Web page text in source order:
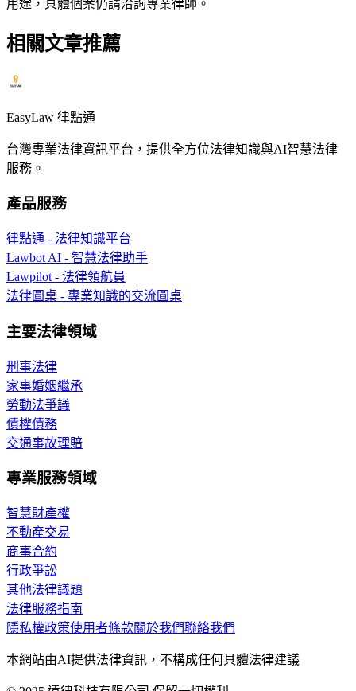
用途，具體個案仍請洽詢專業律師。
相關文章推薦
EasyLaw 律點通
台灣專業法律資訊平台，提供全方位法律知識與AI智慧法律
服務。
產品服務
律點通 - 法律知識平台
Lawbot AI - 智慧法律助手
Lawpilot - 法律領航員
法律圓桌 - 專業知識的交流圓桌
主要法律領域
刑事法律
家事婚姻繼承
勞動法爭議
債權債務
交通事故理賠
專業服務領域
智慧財產權
不動產交易
商事合約
行政爭訟
其他法律議題
法律服務指南
隱私權政策使用者條款關於我們聯絡我們
本網站由AI提供法律資訊，不構成任何具體法律建議